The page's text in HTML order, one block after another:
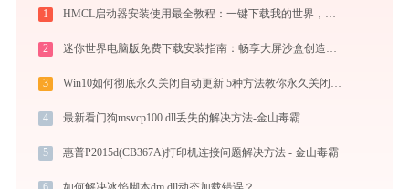
1 HMCL启动器安装使用最全教程：一键下载我的世界，轻松搞定Mod与Java配置
2 迷你世界电脑版免费下载安装指南：畅享大屏沙盒创造与联机乐趣
3 Win10如何彻底永久关闭自动更新 5种方法教你永久关闭win10自动更新
4 最新看门狗msvcp100.dll丢失的解决方法-金山毒霸
5 惠普P2015d(CB367A)打印机连接问题解决方法 - 金山毒霸